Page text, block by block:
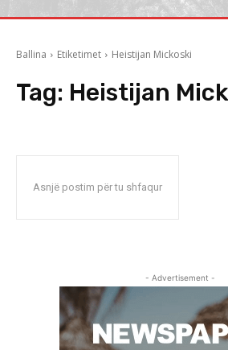
Ballina Etiketimet Heistijan Mickoski
Tag: Heistijan
Asnjë postim për tu shfaqur
- Advertisement -